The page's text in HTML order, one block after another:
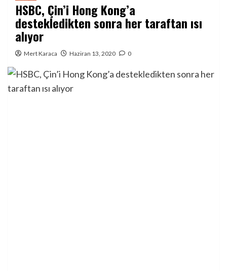
HSBC, Çin’i Hong Kong’a
destekledikten sonra her taraftan ısı
alıyor
Mert Karaca Haziran 13, 2020 0